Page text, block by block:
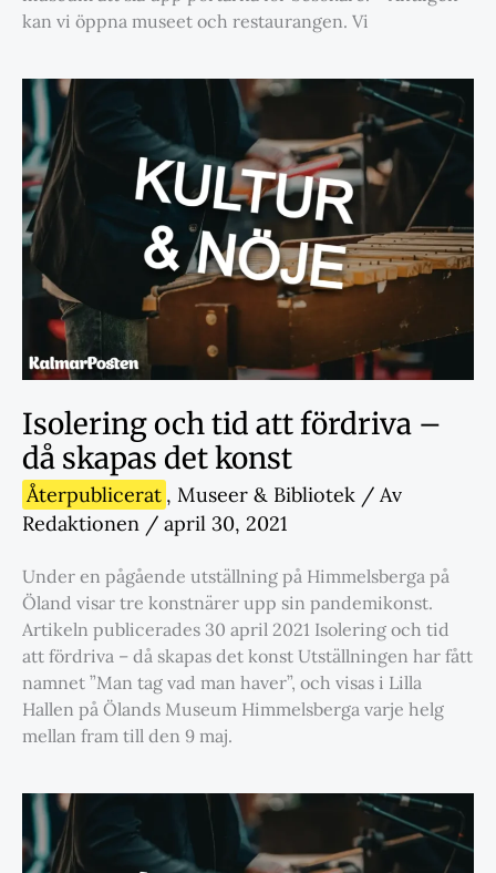
kan vi öppna museet och restaurangen. Vi
Isolering och tid att fördriva –
då skapas det konst
Återpublicerat , Museer & Bibliotek / Av
Redaktionen / april 30, 2021
Under en pågående utställning på Himmelsberga på
Öland visar tre konstnärer upp sin pandemikonst.
Artikeln publicerades 30 april 2021 Isolering och tid
att fördriva – då skapas det konst Utställningen har fått
namnet ”Man tag vad man haver”, och visas i Lilla
Hallen på Ölands Museum Himmelsberga varje helg
mellan fram till den 9 maj.